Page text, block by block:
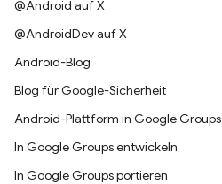
@Android auf X
@AndroidDev auf X
Android-Blog
Blog für Google-Sicherheit
Android-Plattform in Google Groups
In Google Groups entwickeln
In Google Groups portieren